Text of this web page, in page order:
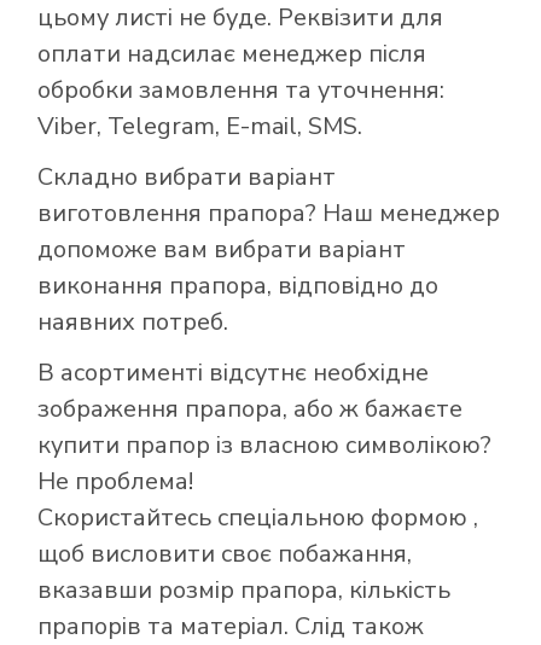
цьому листі не буде. Реквізити для
оплати надсилає менеджер після
обробки замовлення та уточнення:
Viber, Telegram, E-mail, SMS.
Складно вибрати варіант
виготовлення прапора? Наш менеджер
допоможе вам вибрати варіант
виконання прапора, відповідно до
наявних потреб.
В асортименті відсутнє необхідне
зображення прапора, або ж бажаєте
купити прапор із власною символікою?
Не проблема!
Скористайтесь спеціальною формою ,
щоб висловити своє побажання,
вказавши розмір прапора, кількість
прапорів та матеріал. Слід також